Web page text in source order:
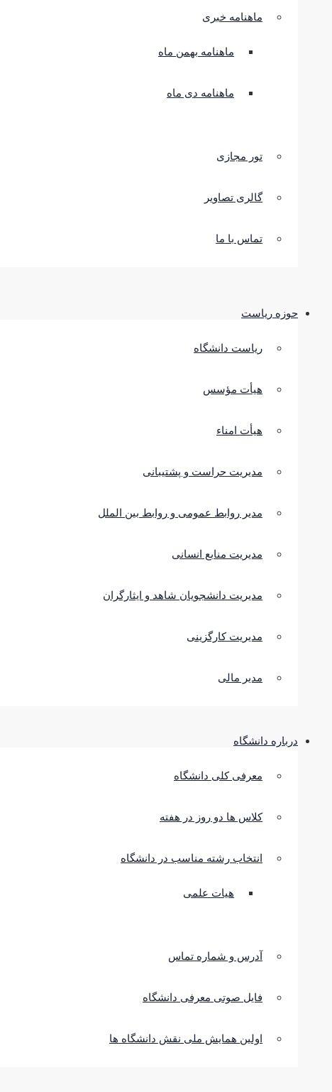
ماهنامه خبری
ماهنامه بهمن ماه
ماهنامه دی ماه
تور مجازی
گالری تصاویر
تماس با ما
حوزه ریاست
ریاست دانشگاه
هیأت مؤسس
هیأت امناء
مدیریت حراست و پشتیبانی
مدیر روابط عمومی و روابط بین الملل
مدیریت منابع انسانی
مدیریت دانشجویان شاهد و ایثارگران
مدیریت کارگزینی
مدیر مالی
درباره دانشگاه
معرفی کلی دانشگاه
کلاس ها دو روز در هفته
انتخاب رشته مناسب در دانشگاه
هیات علمی
آدرس و شماره تماس
فایل صوتی معرفی دانشگاه
اولین همایش ملی نقش دانشگاه ها